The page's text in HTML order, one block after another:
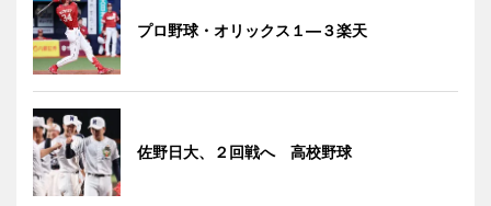
プロ野球・オリックス１―３楽天
佐野日大、２回戦へ 高校野球